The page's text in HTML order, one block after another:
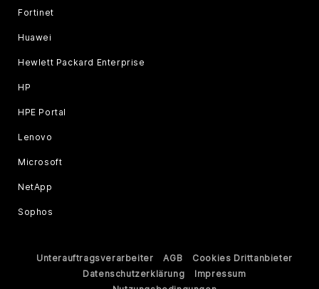
Fortinet
Huawei
Hewlett Packard Enterprise
HP
HPE Portal
Lenovo
Microsoft
NetApp
Sophos
Unterauftragsverarbeiter AGB
Cookies Drittanbieter
Datenschutzerklärung
Impressum